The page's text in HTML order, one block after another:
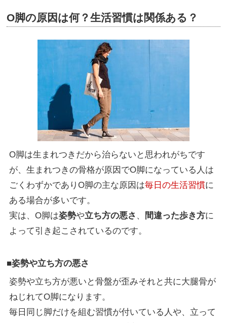
O脚の原因は何？生活習慣は関係ある？
O脚は生まれつきだから治らないと思われがちです
が、生まれつきの骨格が原因でO脚になっている人は
ごくわずかでありO脚の主な原因は毎日の生活習慣に
ある場合が多いです。
実は、O脚は姿勢や立ち方の悪さ 、 間違った歩き方に
よって引き起こされているのです。
■姿勢や立ち方の悪さ
姿勢や立ち方が悪いと骨盤が歪みそれと共に大腿骨が
ねじれてO脚になります。
毎日同じ脚だけを組む習慣が付いている人や、立って